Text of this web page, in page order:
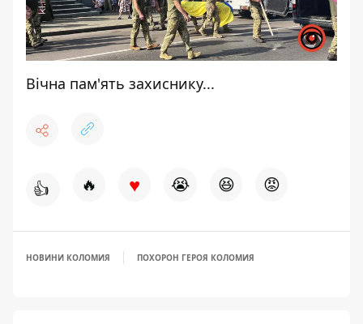
Вічна пам'ять захиснику...
👍 🔥 ♥ 😭 😆 😡
НОВИНИ КОЛОМИЯ ПОХОРОН ГЕРОЯ КОЛОМИЯ